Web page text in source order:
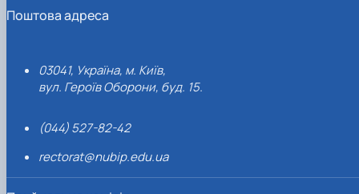
Поштова адреса
03041, Україна, м. Київ,
вул. Героїв Оборони, буд. 15.
(044) 527-82-42
rectorat@nubip.edu.ua